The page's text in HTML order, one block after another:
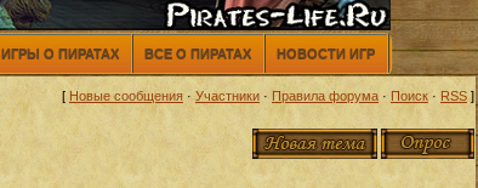
ИГРЫ О ПИРАТАХ ВСЕ О ПИРАТАХ НОВОСТИ ИГР
[ Новые сообщения · Участники · Правила форума · Поиск · RSS]